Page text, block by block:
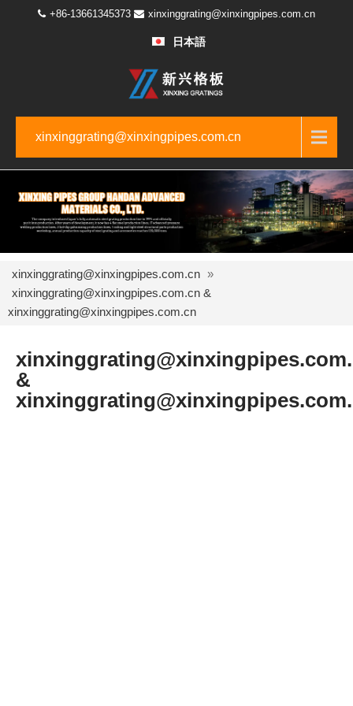
+86-13661345373 xinxinggrating@xinxingpipes.com.cn
日本語
xinxinggrating@xinxingpipes.com.cn
xinxinggrating@xinxingpipes.com.cn »
xinxinggrating@xinxingpipes.com.cn &
xinxinggrating@xinxingpipes.com.cn
&